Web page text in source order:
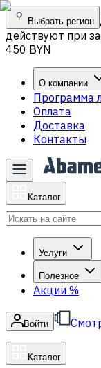
Выбрать регион
действуют при
450 BYN
О компании
Программа
Оплата
Доставка
Контакты
Каталог
Услуги
Полезное
Акции %
Войти
Каталог